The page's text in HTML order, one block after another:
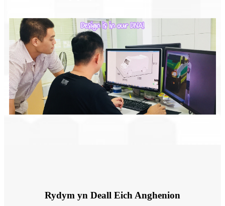
Rydym yn Deall Eich Anghenion